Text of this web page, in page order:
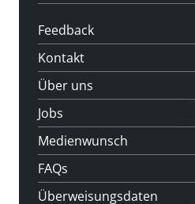
Feedback
Kontakt
Über uns
Jobs
Medienwunsch
FAQs
Überweisungsdaten